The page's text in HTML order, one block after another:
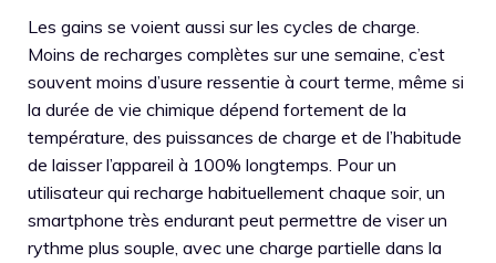
Les gains se voient aussi sur les cycles de charge.
Moins de recharges complètes sur une semaine, c’est
souvent moins d’usure ressentie à court terme, même si
la durée de vie chimique dépend fortement de la
température, des puissances de charge et de l’habitude
de laisser l’appareil à 100% longtemps. Pour un
utilisateur qui recharge habituellement chaque soir, un
smartphone très endurant peut permettre de viser un
rythme plus souple, avec une charge partielle dans la